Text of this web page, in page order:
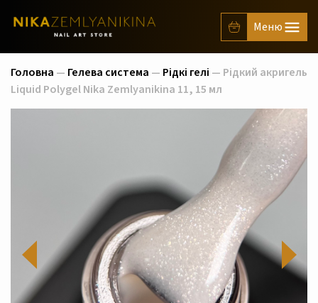
Головна — Гелева система — Рідкі гелі — Рідкий акригель
Liquid Polygel Nika Zemlyanikina 11, 15 мл